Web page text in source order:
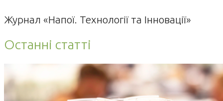
Журнал «Напої. Технології та Інновації»
Останні статті